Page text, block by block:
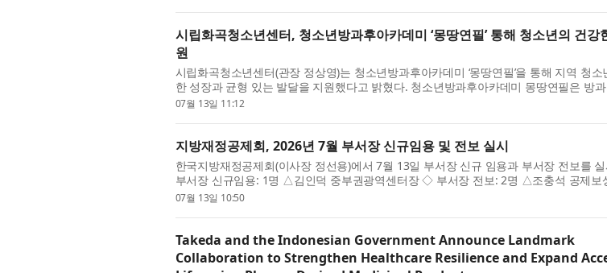
시립화곡청소년센터, 청소년방과후아카데미 ‘몽땅연필’ 통해 청소년의 건강
원
시립화곡청소년센터(관장 정상영)는 청소년방과후아카데미 ‘몽땅연필’을 통해 지역 청
한 성장과 균형 있는 발달을 지원했다고 밝혔다. 청소년방과후아카데미 몽땅연필은 방
필요한 청소년들에게 안전한 활동 환경을 제공하고 학습지원·전문...
07월 13일 11:12
지방재정공제회, 2026년 7월 부서장 신규임용 및 전보 실시
한국지방재정공제회(이사장 정선용)에서 7월 13일 부서장 신규 임용과 부서장 전보를
부서장 신규임용: 1명 △김인덕 중부권광역센터장 ◇ 부서장 전보: 2명 △조충석 공제보
영식 회원지원부장 한국지방재정공제회 소개 한국지방재정공제회는 전...
07월 13일 10:50
Takeda and the Indonesian Government Announce Landmark
Collaboration to Strengthen Healthcare Resilience and Expand